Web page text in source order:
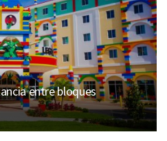
entre bloques